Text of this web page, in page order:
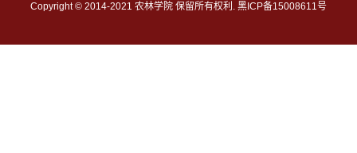
Copyright © 2014-2021 农林学院 保留所有权利. 黑ICP备15008611号